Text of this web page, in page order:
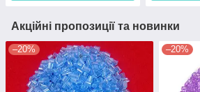
Акційні пропозиції та новинки
–20% –20%